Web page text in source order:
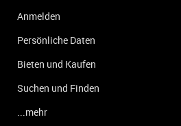
Anmelden
Persönliche Daten
Bieten und Kaufen
Suchen und Finden
...mehr